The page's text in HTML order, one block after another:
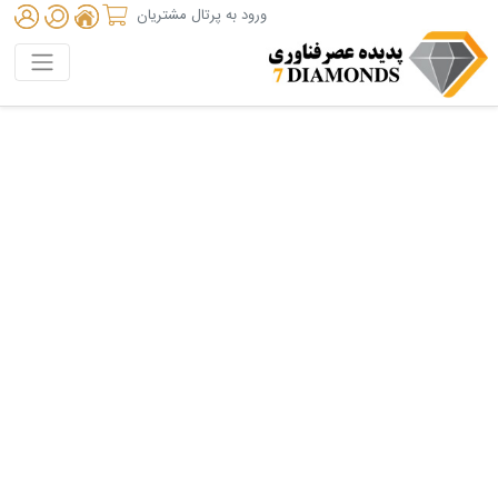
ورود به پرتال مشتریان